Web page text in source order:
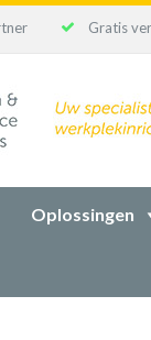
Gratis
Oplossingen